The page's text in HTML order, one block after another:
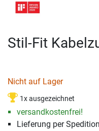
Stil-Fit
Nicht auf Lager
1x ausgezeichnet
versandkostenfrei!
Lieferung per Spedition